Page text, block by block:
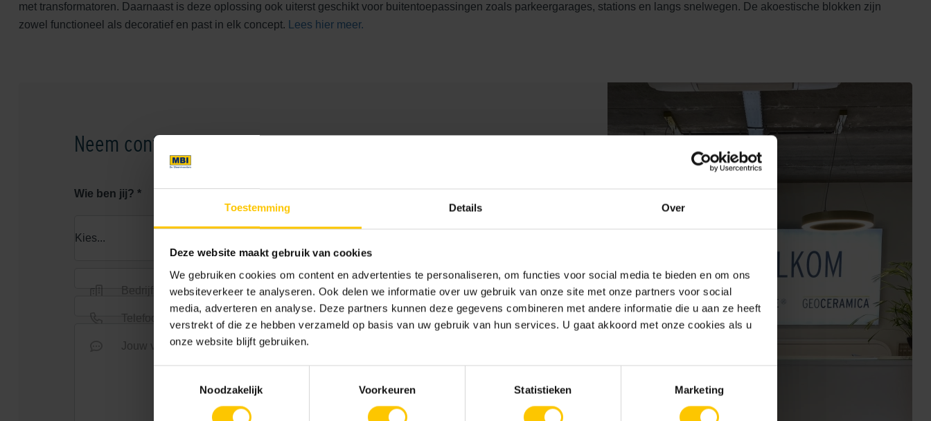
Toestemming Details Over
Deze website maakt gebruik van cookies
We gebruiken cookies om content en advertenties te personaliseren, om functies voor social media te bieden en om ons
websiteverkeer te analyseren. Ook delen we informatie over uw gebruik van onze site met onze partners voor social
media, adverteren en analyse. Deze partners kunnen deze gegevens combineren met andere informatie die u aan ze heeft
verstrekt of die ze hebben verzameld op basis van uw gebruik van hun services. U gaat akkoord met onze cookies als u
onze website blijft gebruiken.
Noodzakelijk
Voorkeuren Statistieken Marketing
met transformatoren. Daarnaast is deze oplossing ook uiterst geschikt voor buitentoepassingen zoals parkeergarages, stations en langs snelwegen. De akoestische blokken zijn
zowel functioneel als decoratief en past in elk concept.
Lees hier meer.
Neem contact op
Wie ben jij? *
Bedrijfsnaam * Contactpersoon *
Telefoonnummer E-mailadres *
Jouw vraag *